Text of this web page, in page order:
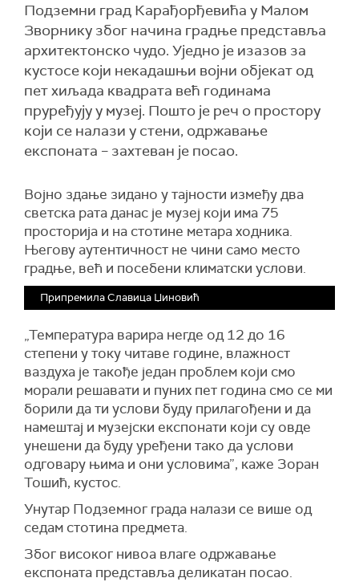
Подземни град Карађорђевића у Малом
Зворнику због начина градње представља
архитектонско чудо. Уједно је изазов за
кустосе који некадашњи војни објекат од
пет хиљада квадрата већ годинама
пруређују у музеј. Пошто је реч о простору
који се налази у стени, одржавање
експоната – захтеван је посао.
Војно здање зидано у тајности између два
светска рата данас је музеј који има 75
просторија и на стотине метара ходника.
Његову аутентичност не чини само место
градње, већ и посебени климатски услови.
Припремила Славица Џиновић
„Температура варира негде од 12 до 16
степени у току читаве године, влажност
ваздуха је такође један проблем који смо
морали решавати и пуних пет година смо се ми
борили да ти услови буду прилагођени и да
намештај и музејски експонати који су овде
унешени да буду уређени тако да услови
одговару њима и они условима”, каже Зоран
Тошић, кустос.
Унутар Подземног града налази се више од
седам стотина предмета.
Због високог нивоа влаге одржавање
експоната представља деликатан посао.